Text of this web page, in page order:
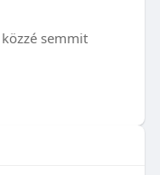
semmit